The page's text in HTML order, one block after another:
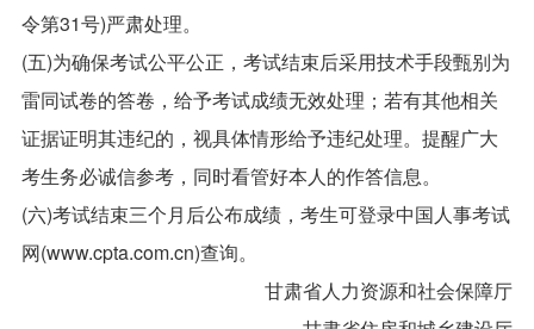
令第31号)严肃处理。
(五)为确保考试公平公正，考试结束后采用技术手段甄别为
雷同试卷的答卷，给予考试成绩无效处理；若有其他相关
证据证明其违纪的，视具体情形给予违纪处理。提醒广大
考生务必诚信参考，同时看管好本人的作答信息。
(六)考试结束三个月后公布成绩，考生可登录中国人事考试
网(www.cpta.com.cn)查询。
甘肃省人力资源和社会保障厅